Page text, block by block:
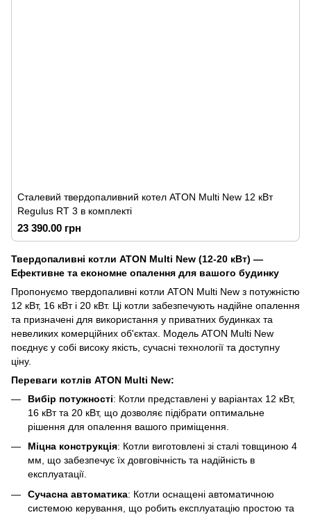
Сталевий твердопаливний котел ATON Multi New 12 кВт
Regulus RT 3 в комплекті
23 390.00 грн
Твердопаливні котли ATON Multi New (12-20 кВт) —
Ефективне та економне опалення для вашого будинку
Пропонуємо твердопаливні котли ATON Multi New з потужністю
12 кВт, 16 кВт і 20 кВт. Ці котли забезпечують надійне опалення
та призначені для використання у приватних будинках та
невеликих комерційних об'єктах. Модель ATON Multi New
поєднує у собі високу якість, сучасні технології та доступну
ціну.
Переваги котлів ATON Multi New:
Вибір потужності: Котли представлені у варіантах 12 кВт,
16 кВт та 20 кВт, що дозволяє підібрати оптимальне
рішення для опалення вашого приміщення.
Міцна конструкція: Котли виготовлені зі сталі товщиною 4
мм, що забезпечує їх довговічність та надійність в
експлуатації.
Сучасна автоматика: Котли оснащені автоматичною
системою керування, що робить експлуатацію простою та